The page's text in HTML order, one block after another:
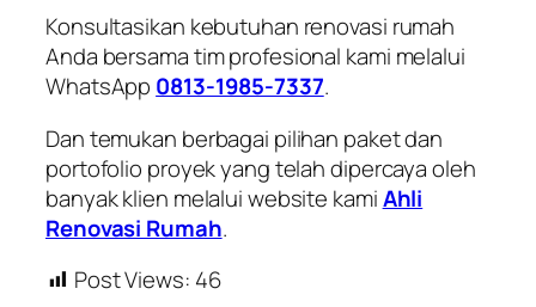
Konsultasikan kebutuhan renovasi rumah
Anda bersama tim profesional kami melalui
WhatsApp 0813-1985-7337.
Dan temukan berbagai pilihan paket dan
portofolio proyek yang telah dipercaya oleh
banyak klien melalui website kamiAhli
Renovasi Rumah.
Post Views: 46